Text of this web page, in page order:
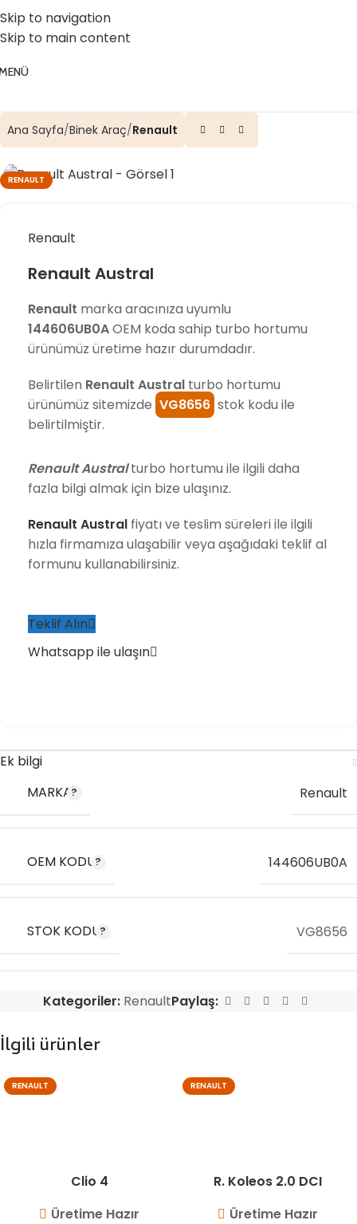
Skip to navigation
Skip to main content
☎️ 0 (224) 504 74 45
Ana Sayfa Binek Araç Renault
RENAULT
Renault
Renault Austral
Renault marka aracınıza uyumlu
144606UB0AOEM koda sahip turbo hortumu
ürünümüz üretime hazır durumdadır.
Belirtilen Renault Austral turbo hortumu
ürünümüz sitemizde VG8656 stok kodu ile
belirtilmiştir.
Renault Australturbo hortumu ile ilgili daha
fazla bilgi almak için bize ulaşınız.
Renault Austral fiyatı ve teslim süreleri ile ilgili
hızla firmamıza ulaşabilir veya aşağıdaki teklif al
formunu kullanabilirsiniz.
Teklif Alın
Whatsapp ile ulaşın
Ek bilgi
MARKA
Renault
OEM KODU 144606UB0A
STOK KODU VG8656
Kategoriler: RenaultPaylaş:
İlgili ürünler
RENAULT
Clio 4
Üretime Hazır
RENAULT
R. Koleos 2.0 DCI
Üretime Hazır